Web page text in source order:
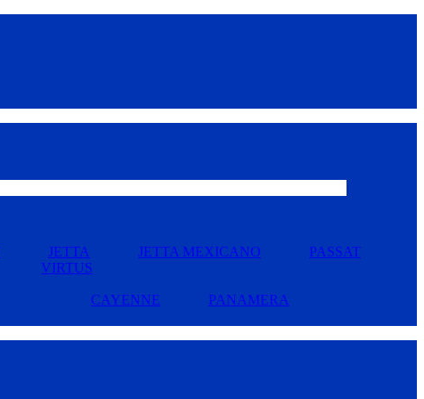
JETTA JETTA MEXICANO
PASSAT
VIRTUS
CAYENNE PANAMERA